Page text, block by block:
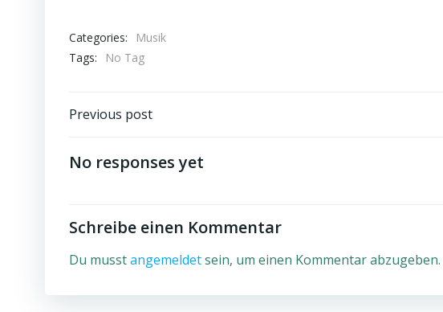
Categories:
Musik
Tags:
No Tag
Beitragsnavigation
Previous post
No responses yet
Schreibe einen Kommentar
Du musstangemeldetsein, um einen Kommentar abzugeben.